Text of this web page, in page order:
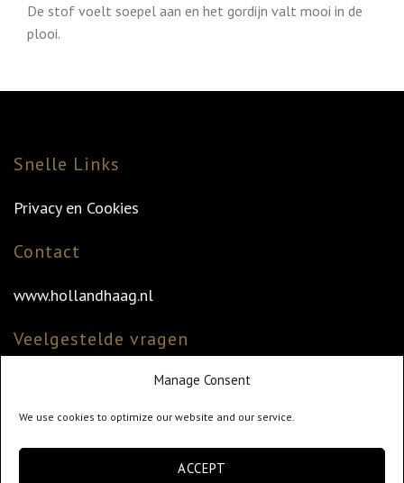
Manage Consent
We use cookies to optimize our website and our service.
ACCEPT
De stof voelt soepel aan en het gordijn valt mooi in de
plooi.
Snelle Links
Privacy en Cookies
Contact
www.hollandhaag.nl
Veelgestelde vragen
Veelgestelde vragen
Klantenservice